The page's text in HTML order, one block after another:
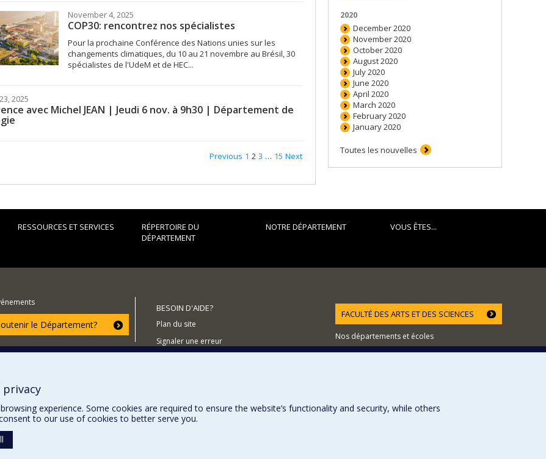
November 4, 2025
COP30: rencontrez nos spécialistes
Pour la prochaine Conférence des Nations unies sur les
changements climatiques, du 10 au 21 novembre au Brésil, 30
spécialistes de l'UdeM et de HEC...
2025
avec Michel JEAN | Jeudi 6 nov. à 9h30 | Département de
Previous 1 2 3 … 15 Next
2020
December 2020
November 2020
October 2020
August 2020
July 2020
June 2020
April 2020
March 2020
February 2020
January 2020
Toutes les nouvelles
RESSOURCES ET SERVICES
RÉPERTOIRE DU
DÉPARTEMENT
NOTRE DÉPARTEMENT VOUS ÊTES...
le Département?
BESOIN D'AIDE?
Plan du site
Signaler une erreur
FACULTÉ DES ARTS ET DES SCIENCES
Nos départements et écoles
Nos centres d'études
experience. Some cookies are required to ensure the website’s functionality and security, while others
to our use of cookies to better serve you.